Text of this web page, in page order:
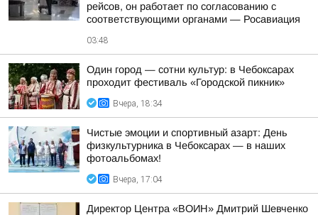
рейсов, он работает по согласованию с
соответствующими органами — Росавиация
03:48
Один город — сотни культур: в Чебоксарах
проходит фестиваль «Городской пикник»
Вчера, 18:34
Чистые эмоции и спортивный азарт: День
физкультурника в Чебоксарах — в наших
фотоальбомах!
Вчера, 17:04
Директор Центра «ВОИН» Дмитрий Шевченко